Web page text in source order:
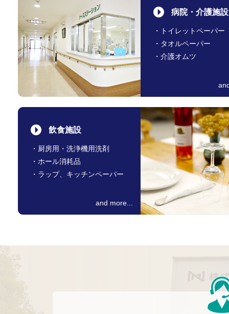
病院・介護施設
・トイレットペーパー
・タオルペーパー
・介護オムツ
飲食施設
・厨房用・洗浄機用洗剤
・ホール消耗品
・ラップ、キッチンペーパー
and more...